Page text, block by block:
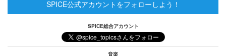
SPICE公式アカウントをフォローしよう！
SPICE総合アカウント
音楽